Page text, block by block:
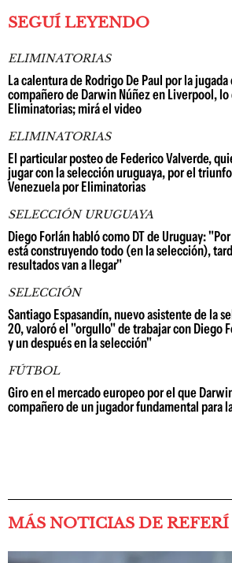
SEGUÍ LEYENDO
ELIMINATORIAS
La calentura de Rodrigo De Paul por la
compañero de Darwin Núñez en Liverpool,
Eliminatorias; mirá el video
ELIMINATORIAS
El particular posteo de Federico Valverde,
jugar con la selección uruguaya, por el
Venezuela por Eliminatorias
SELECCIÓN URUGUAYA
Diego Forlán habló como DT de Uruguay:
está construyendo todo (en la selección),
resultados van a llegar"
SELECCIÓN
Santiago Espasandín, nuevo asistente de la
20, valoró el "orgullo" de trabajar con Diego
y un después en la selección"
FÚTBOL
Giro en el mercado europeo por el que
compañero de un jugador fundamental para
MÁS NOTICIAS DE REFERÍ